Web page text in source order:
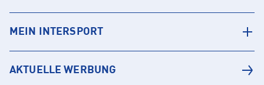
MEIN INTERSPORT
AKTUELLE WERBUNG